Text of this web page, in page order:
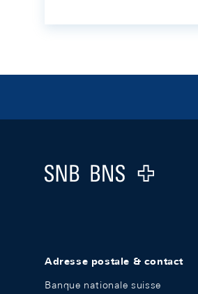
Logo
Adresse postale & contact
Banque nationale suisse